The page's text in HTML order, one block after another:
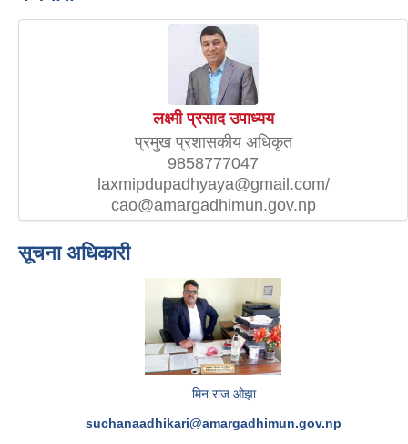
लक्ष्मी प्रसाद उपाध्यय
प्रमुख प्रशासकीय अधिकृत
9858777047
laxmipdupadhyaya@gmail.com/
cao@amargadhimun.gov.np
सूचना अधिकारी
मिन राज ओझा
suchanaadhikari@amargadhimun.gov.np